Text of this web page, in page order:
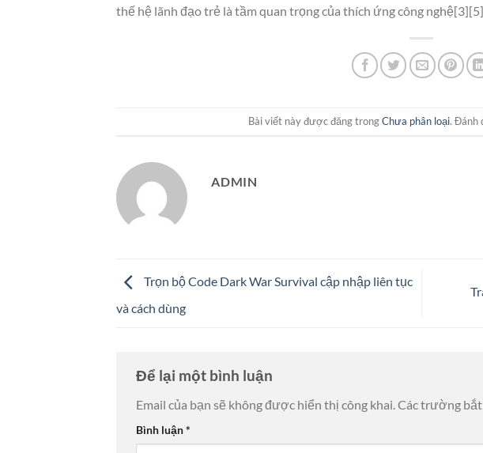
thế hệ lãnh đạo trẻ là tầm quan trọng của thích ứng công
Bài viết này được đăng trongChưa phân loại. Đánh
ADMIN
Trọn bộ Code Dark War Survival cập nhập liên tục
và cách dùng
Để lại một bình luận
Email của bạn sẽ không được hiển thị công khai.Các trường
Bình luận*